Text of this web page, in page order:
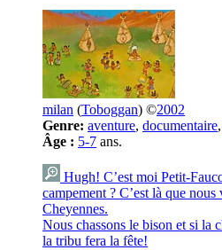
milan (Toboggan) ©2002
Genre: aventure, documentaire,
Âge : 5-7 ans.
Hugh! C’est moi Petit-
campement ? C’est là que
Cheyennes.
Nous chassons le bison et si la
la tribu fera la fête!